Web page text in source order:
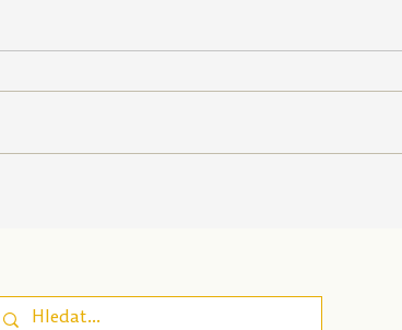
srozumitelnost pro
dospívající